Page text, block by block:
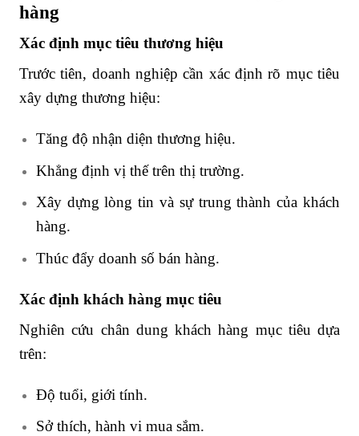
hàng
Xác định mục tiêu thương hiệu
Trước tiên, doanh nghiệp cần xác định rõ mục tiêu
xây dựng thương hiệu:
Tăng độ nhận diện thương hiệu.
Khẳng định vị thế trên thị trường.
Xây dựng lòng tin và sự trung thành của khách
hàng.
Thúc đẩy doanh số bán hàng.
Xác định khách hàng mục tiêu
Nghiên cứu chân dung khách hàng mục tiêu dựa
trên:
Độ tuổi, giới tính.
Sở thích, hành vi mua sắm.